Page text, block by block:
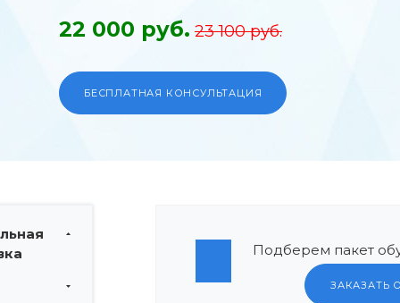
22 000 руб. 23 100 руб.
БЕСПЛАТНАЯ КОНСУЛЬТАЦИЯ
Подберем пакет
ЗАКАЗАТЬ